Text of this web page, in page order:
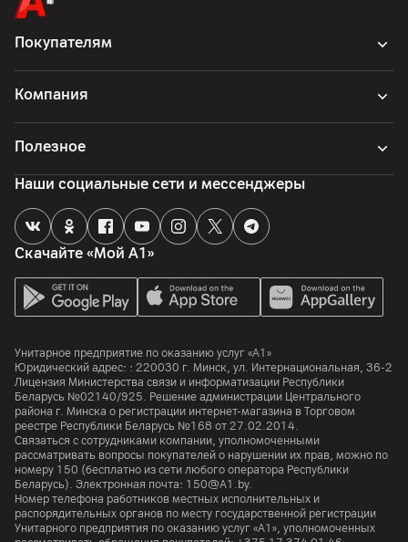
Покупателям
Компания
Полезное
Скачайте «Мой А1»
Наши социальные сети и мессенджеры
Унитарное предприятие по оказанию услуг «А1»
Юридический адрес: : 220030 г. Минск, ул. Интернациональная, 36-2
Лицензия Министерства связи и информатизации Республики
Беларусь №02140/925. Решение администрации Центрального
района г. Минска о регистрации интернет-магазина в Торговом
реестре Республики Беларусь №168 от 27.02.2014.
Связаться с сотрудниками компании, уполномоченными
рассматривать вопросы покупателей о нарушении их прав, можно по
номеру 150 (бесплатно из сети любого оператора Республики
Беларусь). Электронная почта: 150@A1.by.
Номер телефона работников местных исполнительных и
распорядительных органов по месту государственной регистрации
Унитарного предприятия по оказанию услуг «А1», уполномоченных